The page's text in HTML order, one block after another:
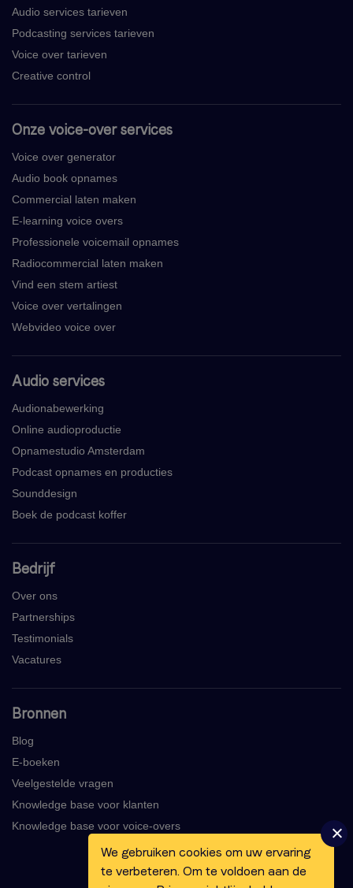
Audio services tarieven
Podcasting services tarieven
Voice over tarieven
Creative control
Onze voice-over services
Voice over generator
Audio book opnames
Commercial laten maken
E-learning voice overs
Professionele voicemail opnames
Radiocommercial laten maken
Vind een stem artiest
Voice over vertalingen
Webvideo voice over
Audio services
Audionabewerking
Online audioproductie
Opnamestudio Amsterdam
Podcast opnames en producties
Sounddesign
Boek de podcast koffer
Bedrijf
Over ons
Partnerships
Testimonials
Vacatures
Bronnen
Blog
E-boeken
Veelgestelde vragen
Knowledge base voor klanten
Knowledge base voor voice-overs
We gebruiken cookies om uw ervaring
te verbeteren. Om te voldoen aan de